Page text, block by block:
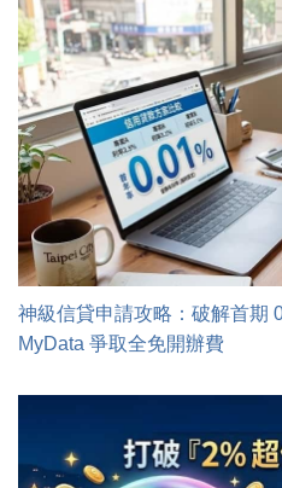
神級信貸申請攻略：破解首期
MyData 爭取全免開辦費